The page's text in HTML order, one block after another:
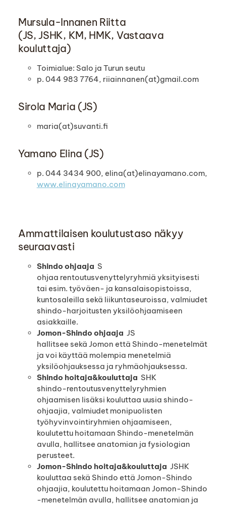
Mursula-Innanen Riitta
(JS, JSHK, KM, HMK, Vastaava
kouluttaja)
Toimialue: Salo ja Turun seutu
p. 044 983 7764, riiainnanen(at)gmail.com
Sirola Maria (JS)
maria(at)suvanti.fi
Yamano Elina (JS)
p. 044 3434 900, elina(at)elinayamano.com,
www.elinayamano.com
Ammattilaisen koulutustaso näkyy
seuraavasti
Shindo ohjaaja S
ohjaa rentoutusvenyttelyryhmiä yksityisesti
tai esim. työväen- ja kansalaisopistoissa,
kuntosaleilla sekä liikuntaseuroissa, valmiudet
shindo-harjoitusten yksilöohjaamiseen
asiakkaille.
Jomon-Shindo ohjaaja JS
hallitsee sekä Jomon että Shindo-menetelmät
ja voi käyttää molempia menetelmiä
yksilöohjauksessa ja ryhmäohjauksessa.
Shindo hoitaja&kouluttaja SHK
shindo-rentoutusvenyttelyryhmien
ohjaamisen lisäksi kouluttaa uusia shindo-
ohjaajia, valmiudet monipuolisten
työhyvinvointiryhmien ohjaamiseen,
koulutettu hoitamaan Shindo-menetelmän
avulla, hallitsee anatomian ja fysiologian
perusteet.
Jomon-Shindo hoitaja&kouluttaja JSHK
kouluttaa sekä Shindo että Jomon-Shindo
ohjaajia, koulutettu hoitamaan Jomon-Shindo
-menetelmän avulla, hallitsee anatomian ja